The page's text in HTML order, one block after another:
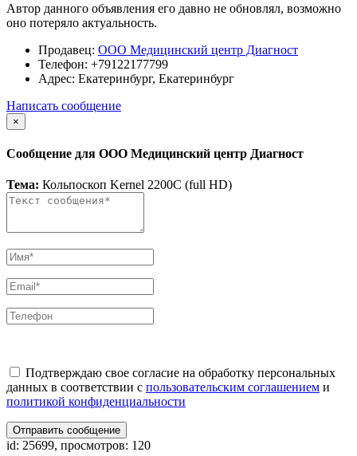
Автор данного объявления его давно не обновлял, возможно
оно потеряло актуальность.
Продавец: ООО Медицинский центр Диагност
Телефон: +79122177799
Адрес: Екатеринбург, Екатеринбург
Написать сообщение
×
Сообщение для ООО Медицинский центр Диагност
Тема: Кольпоскоп Kernel 2200С (full HD)
Подтверждаю свое согласие на обработку персональных
данных в соответствии с пользовательским соглашением и
политикой конфиденциальности
Отправить сообщение
id: 25699, просмотров: 120